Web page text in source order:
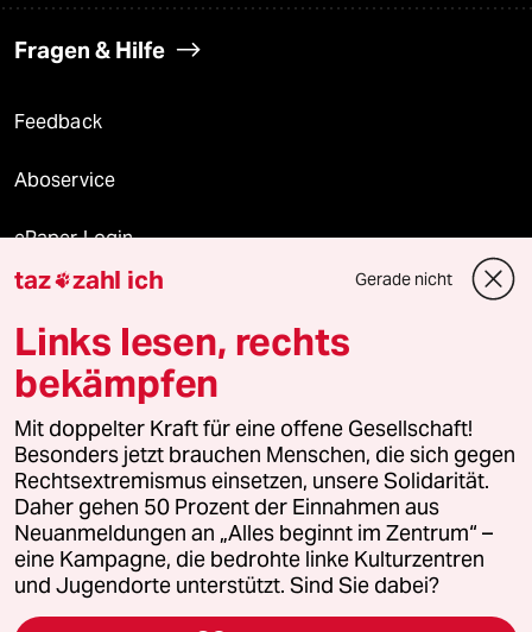
Fragen & Hilfe
Feedback
Aboservice
ePaper Login
Downloads für Abonnierende
© 2026 taz Verlags und Vertriebs GmbH
Alle Rechte vorbehalten. Bei rechtlichen Fragen oder für Genehmigungen
wenden Sie sich bitte an
lizenzen@taz.de
Feedback Redaktionsstatut Kommune-Richtlinien
Leitlinie Informant Datenschutz Impressum AGB
taz zahl ich Gerade nicht
Links lesen, rechts
bekämpfen
Mit doppelter Kraft für eine offene Gesellschaft!
Besonders jetzt brauchen Menschen, die sich gegen
Rechtsextremismus einsetzen, unsere Solidarität.
Daher gehen 50 Prozent der Einnahmen aus
Neuanmeldungen an „Alles beginnt im Zentrum“ –
eine Kampagne, die bedrohte linke Kulturzentren
und Jugendorte unterstützt. Sind Sie dabei?